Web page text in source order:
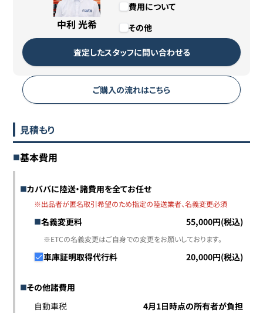
中利 光希
費用について
その他
査定したスタッフに問い合わせる
ご購入の流れはこちら
見積もり
基本費用
カババに陸送・諸費用を全てお任せ
※出品者が匿名取引希望のため指定の陸送業者、名義変更必須
名義変更料 55,000円(税込)
※ETCの名義変更はご自身での変更をお願いしております。
車庫証明取得代行料 20,000円(税込)
その他諸費用
自動車税
4月1日時点の所有者が負担